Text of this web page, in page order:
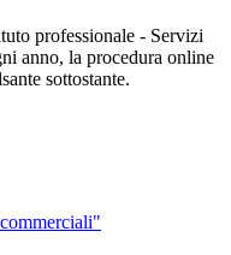
professionale - Servizi
anno, la procedura online
sottostante.